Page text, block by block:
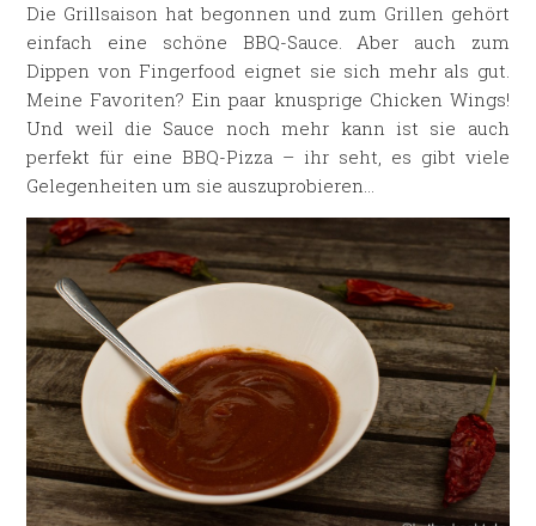
Die Grillsaison hat begonnen und zum Grillen gehört
einfach eine schöne BBQ-Sauce. Aber auch zum
Dippen von Fingerfood eignet sie sich mehr als gut.
Meine Favoriten? Ein paar knusprige Chicken Wings!
Und weil die Sauce noch mehr kann ist sie auch
perfekt für eine BBQ-Pizza – ihr seht, es gibt viele
Gelegenheiten um sie auszuprobieren…